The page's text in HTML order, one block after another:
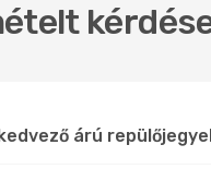
árú